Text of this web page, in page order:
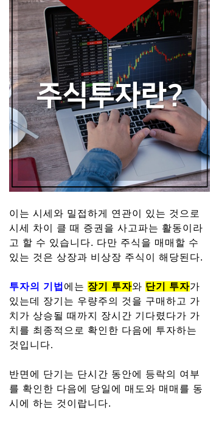
이는 시세와 밀접하게 연관이 있는 것으로
시세 차이 클 때 증권을 사고파는 활동이라
고 할 수 있습니다. 다만 주식을 매매할 수
있는 것은 상장과 비상장 주식이 해당된다.
투자의 기법 에는 장기 투자와 단기 투자가
있는데 장기는 우량주의 것을 구매하고 가
치가 상승될 때까지 장시간 기다렸다가 가
치를 최종적으로 확인한 다음에 투자하는
것입니다.
반면에 단기는 단시간 동안에 등락의 여부
를 확인한 다음에 당일에 매도와 매매를 동
시에 하는 것이랍니다.